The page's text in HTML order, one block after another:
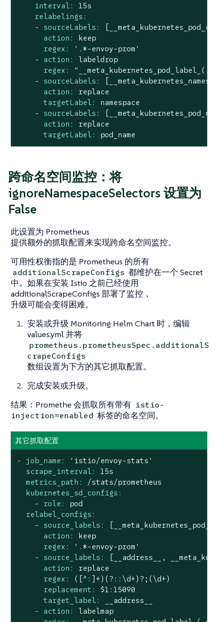
interval:
15s
relabelings:
-
sourceLabels:
action:
keep
regex:
'.*-envoy-prom'
-
action:
labeldrop
regex:
-
sourceLabels:
action:
replace
targetLabel:
namespace
-
sourceLabels:
action:
replace
targetLabel:
pod_name
跨命名空间监控：将
ignoreNamespaceSelectors 设置为
False
此设置为 Prometheus
提供额外的抓取配置来实现跨命名空间监控。
可用性权衡指的是 Prometheus 的所有
additionalScrapeConfigs 都维护在一个 Secret
中。如果在安装 Istio 之前已经使用
additionalScrapeConfigs 部署了监控，
升级可能会变得困难。
安装或升级 Monitoring Helm Chart 时，编辑
values.yml 并将
prometheus.prometheusSpec.additionalS
crapeConfigs
数组设置为下方的其它抓取配置。
完成安装或升级。
结果 ：Promethe 会抓取所有带有 istio-
injection=enabled 标签的命名空间。
其它抓取配置
- job_name:
'istio/envoy-stats'
scrape_interval:
15s
metrics_path:
/stats/prometheus
kubernetes_sd_configs:
-
role:
pod
relabel_configs:
-
source_labels:
action:
keep
regex:
'.*-envoy-prom'
-
source_labels: [__address__,
action:
replace
regex:
([^:]+)(?::\d+)?;(\d+)
replacement:
$1:15090
target_label:
__address__
-
action:
labelmap